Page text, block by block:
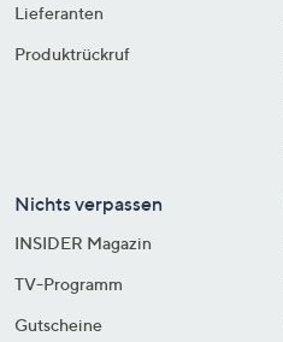
Lieferanten
Produktrückruf
Nichts verpassen
INSIDER Magazin
TV-Programm
Gutscheine